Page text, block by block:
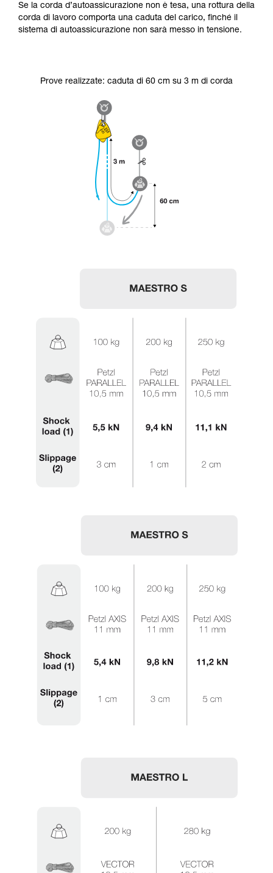
Se la corda d’autoassicurazione non è tesa, una rottura della
corda di lavoro comporta una caduta del carico, finché il
sistema di autoassicurazione non sarà messo in tensione.
Prove realizzate: caduta di 60 cm su 3 m di corda